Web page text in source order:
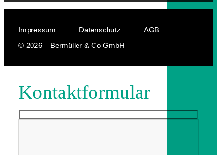
Impressum Datenschutz
AGB
© 2026 – Bermüller & Co GmbH
Kontaktformular